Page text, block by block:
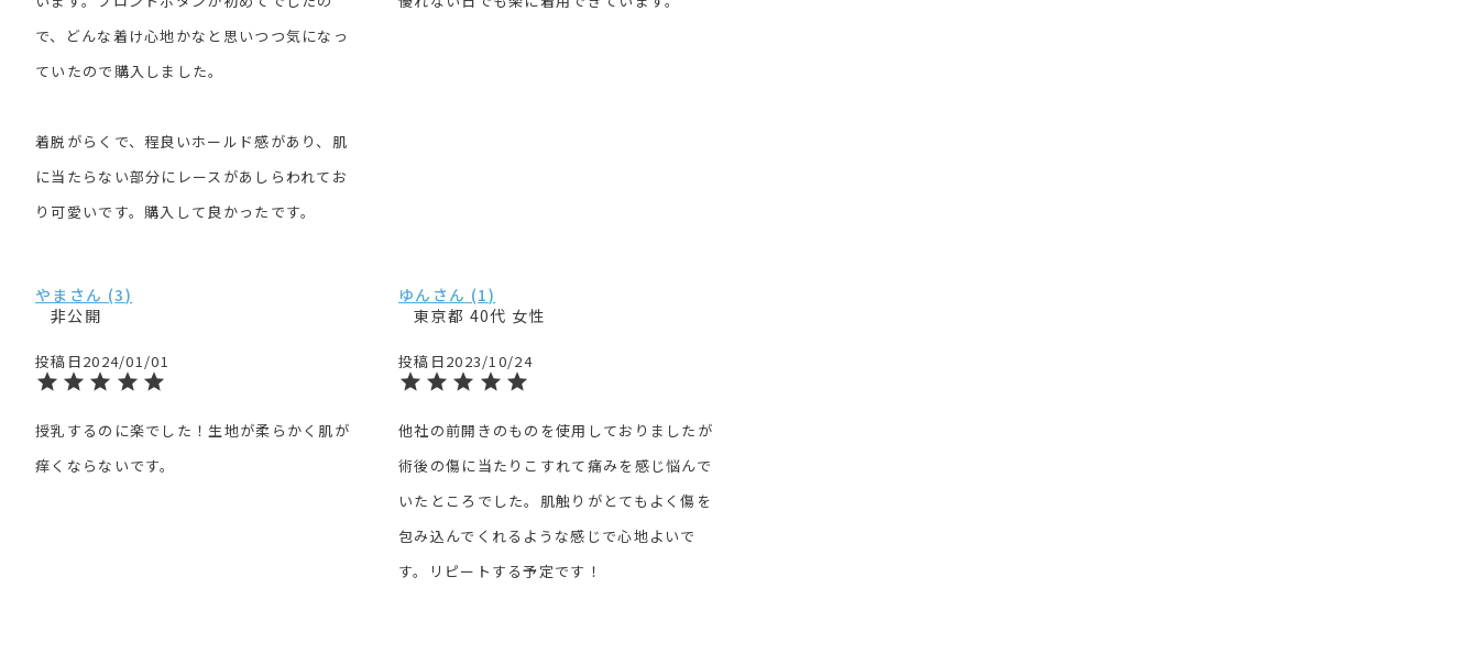
で、どんな着け心地かなと思いつつ気になっ
ていたので購入しました。
着脱がらくで、程良いホールド感があり、肌
に当たらない部分にレースがあしらわれてお
り可愛いです。購入して良かったです。
やま
3
非公開
投稿日2024/01/01
授乳するのに楽でした！生地が柔らかく肌が
痒くならないです。
ゆん
1
東京都 40代 女性
投稿日2023/10/24
他社の前開きのものを使用しておりましたが
術後の傷に当たりこすれて痛みを感じ悩んで
いたところでした。肌触りがとてもよく傷を
包み込んでくれるような感じで心地よいで
す。リピートする予定です！